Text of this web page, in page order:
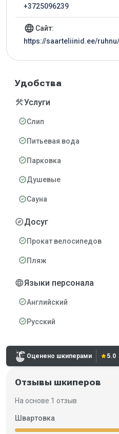
+3725096239
language Сайт:
https://saarteliinid.ee/ruhnu/
Удобства
constructionУслуги
verifiedСлип
verifiedПитьевая вода
verifiedПарковка
verifiedДушевые
verifiedСауна
exploreДосуг
verifiedПрокат велосипедов
verifiedПляж
languageЯзыки персонала
verifiedАнглийский
verifiedРусский
Оценено шкиперами star5.0
Отзывы шкиперов
На основе 1 отзыв
Швартовка